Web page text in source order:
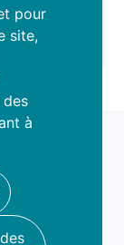
pour
site,
à